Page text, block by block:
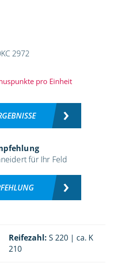
pro Einheit
für Ihr Feld
Reifezahl: S 220 | ca. K
210